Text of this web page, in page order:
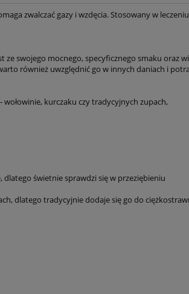
zwalczać gazy i wzdęcia. Stosowany w
swojego mocnego, specyficznego smaku oraz
również uwzględnić go w innych daniach i
kurczaku czy tradycyjnych zupach,
dlatego świetnie sprawdzi się w przeziębieniu
dlatego tradycyjnie dodaje się go do